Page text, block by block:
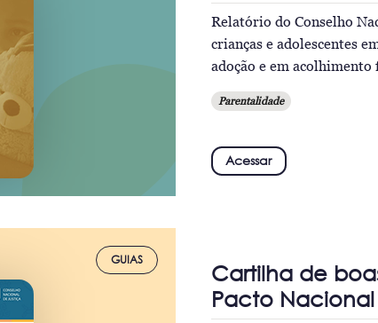
Relatório do Conselho
crianças e adolescentes
adoção e em
Parentalidade
Acessar
GUIAS
Cartilha de
Pacto